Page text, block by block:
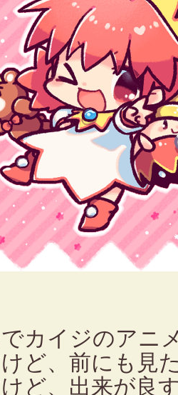
カイジのアニ
ど、前にも見
ど、出来が良